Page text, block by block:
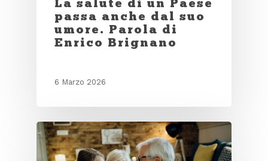
La salute di un Paese
passa anche dal suo
umore. Parola di
Enrico Brignano
6 Marzo 2026